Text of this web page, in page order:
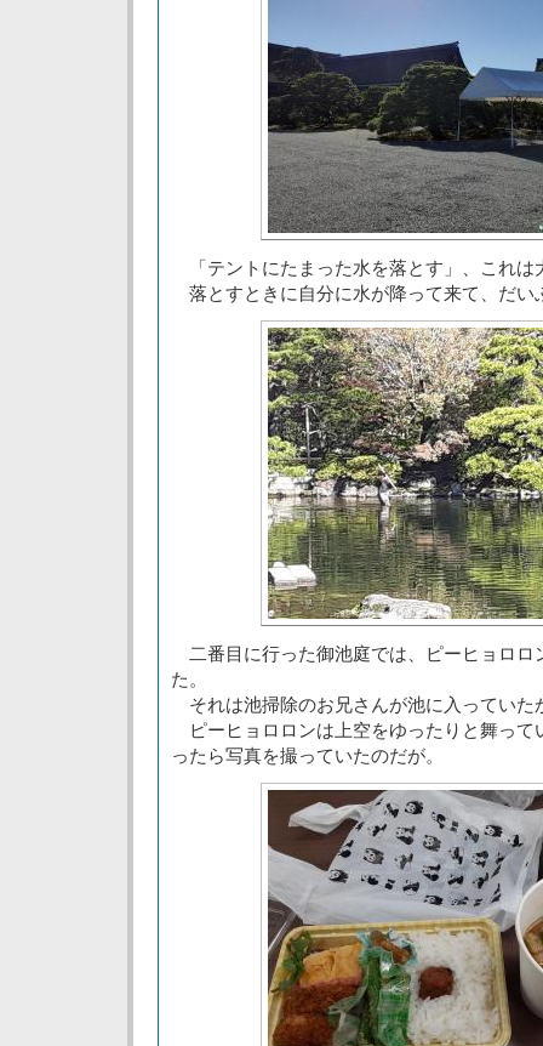
「テントにたまった水を落とす」、これは
落とすときに自分に水が降って来て、だい
二番目に行った御池庭では、ピーヒョロロ
た。
それは池掃除のお兄さんが池に入っていた
ピーヒョロロンは上空をゆったりと舞って
ったら写真を撮っていたのだが。